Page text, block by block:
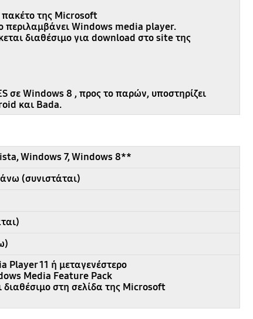
πακέτο της Microsoft
περιλαμβάνει Windows media player.
διαθέσιμο για download στο site της
σε Windows 8 , προς το παρών, υποστηρίζει
και Bada.
Windows 7, Windows 8**
(συνιστάται)
Player 11 ή μεταγενέστερο
Media Feature Pack
στη σελίδα της Microsoft